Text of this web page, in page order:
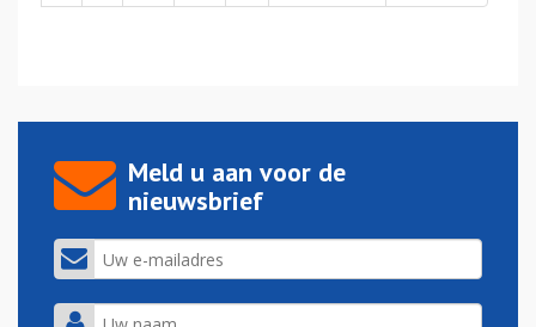
Meld u aan voor de
nieuwsbrief